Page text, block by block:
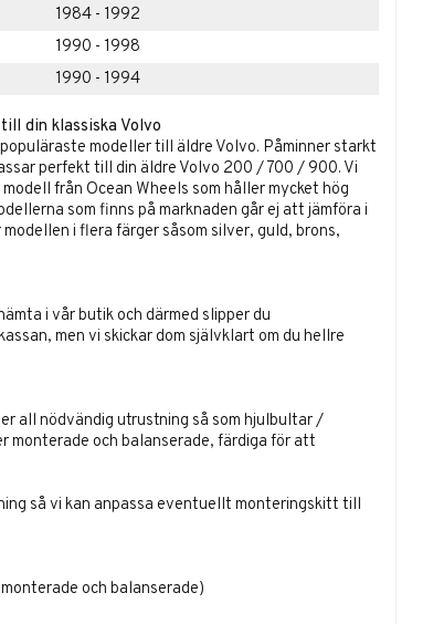
1984 - 1992
1990 - 1998
1990 - 1994
din klassiska Volvo
modeller till äldre Volvo. Påminner starkt
perfekt till din äldre Volvo 200 / 700 / 900. Vi
från Ocean Wheels som håller mycket hög
som finns på marknaden går ej att jämföra i
i flera färger såsom silver, guld, brons,
i vår butik och därmed slipper du
men vi skickar dom självklart om du hellre
all nödvändig utrustning så som hjulbultar /
monterade och balanserade, färdiga för att
så vi kan anpassa eventuellt monteringskitt till
och balanserade)